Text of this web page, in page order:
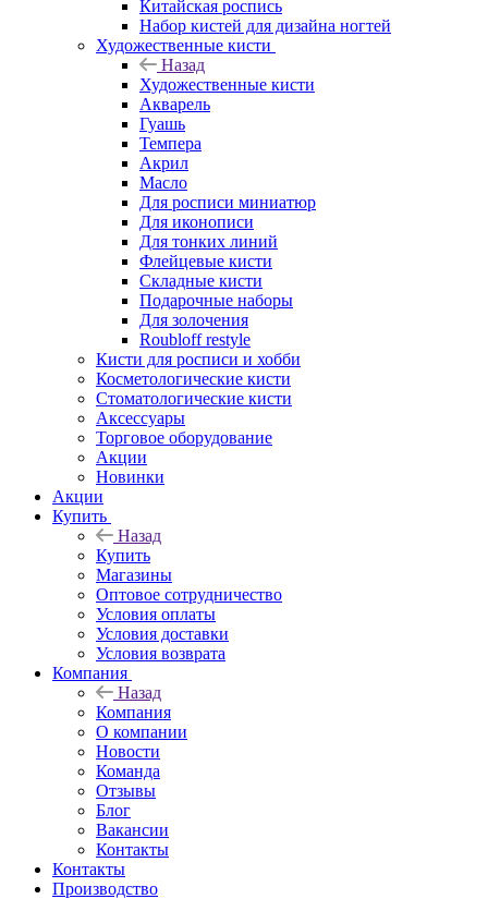
Китайская роспись
Набор кистей для дизайна ногтей
Художественные кисти
Назад
Художественные кисти
Акварель
Гуашь
Темпера
Акрил
Масло
Для росписи миниатюр
Для иконописи
Для тонких линий
Флейцевые кисти
Складные кисти
Подарочные наборы
Для золочения
Roubloff restyle
Кисти для росписи и хобби
Косметологические кисти
Стоматологические кисти
Аксессуары
Торговое оборудование
Акции
Новинки
Акции
Купить
Назад
Купить
Магазины
Оптовое сотрудничество
Условия оплаты
Условия доставки
Условия возврата
Компания
Назад
Компания
О компании
Новости
Команда
Отзывы
Блог
Вакансии
Контакты
Контакты
Производство